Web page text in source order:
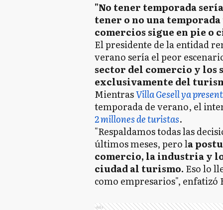
"No tener temporada
tener o no una
comercios sigue en pie o
El presidente de la entidad
verano sería el peor
sector del comercio y los
exclusivamente del
MientrasVilla Gesell ya
temporada de verano, el
2 millones de turistas.
"Respaldamos todas las
últimos meses, pero la
comercio, la industria y
ciudad al turismo. Eso lo
como empresarios", enfatizó
Ads